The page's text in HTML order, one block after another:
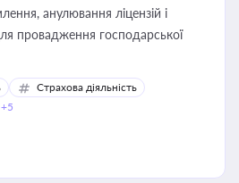
анулювання ліцензій і
провадження господарської
Страхова діяльність
+5